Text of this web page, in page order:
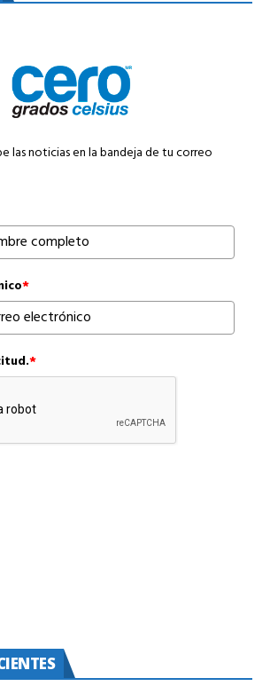
las noticias en la bandeja de tu correo
*
*